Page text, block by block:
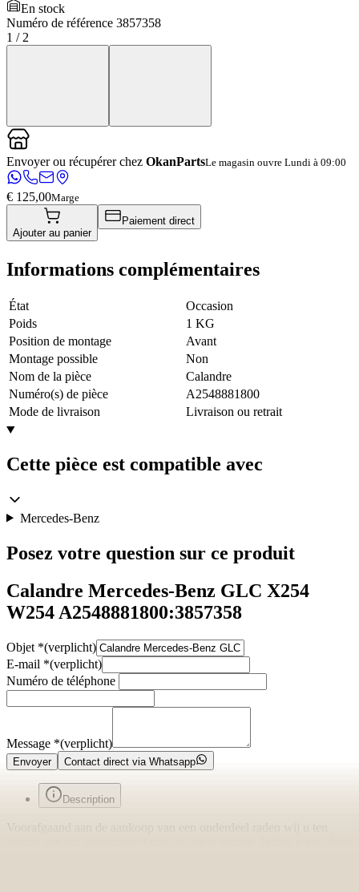
En stock
Numéro de référence 3857358
1 / 2
Envoyer ou récupérer chez OkanPartsLe magasin ouvre Lundi à 09:00
€ 125,00Marge
Ajouter au panier
Paiement direct
Informations complémentaires
État
Occasion
Poids
1 KG
Position de montage
Avant
Montage possible
Non
Nom de la pièce
Calandre
Numéro(s) de pièce
A2548881800
Mode de livraison
Livraison ou retrait
Cette pièce est compatible avec
Mercedes-Benz
Posez votre question sur ce produit
Calandre Mercedes-Benz GLC X254
W254 A2548881800:3857358
Objet *(verplicht)
E-mail *(verplicht)
Numéro de téléphone
Message *(verplicht)
Envoyer Contact direct via Whatsapp
Description
Voorafgaand aan de aankoop van een onderdeel raden wij u ten